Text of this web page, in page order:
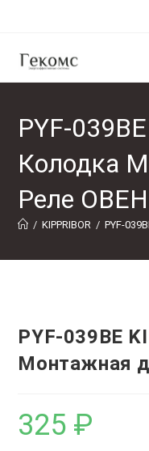
PYF-
Колодка
Реле ОВЕН
/ KIPPRIBOR / PYF-
PYF-039BE
Монтажная
325 ₽